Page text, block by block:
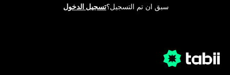
سبق ان تم التسجيل؟تسجيل الدخول